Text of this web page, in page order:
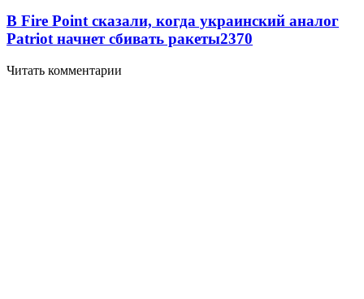
В Fire Point сказали, когда украинский аналог
Patriot начнет сбивать ракеты2370
Читать комментарии